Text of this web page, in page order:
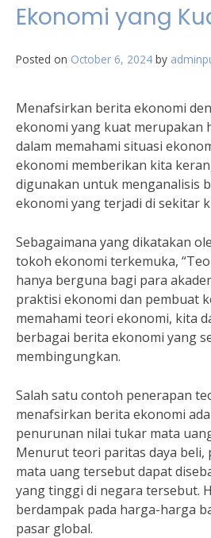
Ekonomi yang
Posted on October 6, 2024 by
Menafsirkan berita ekonomi
ekonomi yang kuat merupakan
dalam memahami situasi
ekonomi memberikan kita
digunakan untuk menganalisis
ekonomi yang terjadi di sekitar
Sebagaimana yang dikatakan
tokoh ekonomi terkemuka,
hanya berguna bagi para
praktisi ekonomi dan pembuat
memahami teori ekonomi, kita
berbagai berita ekonomi yang
membingungkan.
Salah satu contoh penerapan
menafsirkan berita ekonomi
penurunan nilai tukar mata
Menurut teori paritas daya
mata uang tersebut dapat
yang tinggi di negara tersebut.
berdampak pada harga-harga
pasar global.